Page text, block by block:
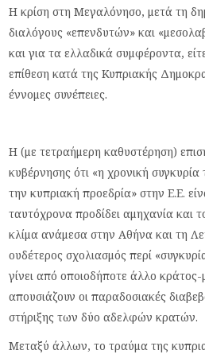
Η κρίση στη Μεγαλόνησο, μετά τη
διαλόγους «επενδυτών» και
και για τα ελλαδικά συμφέροντα,
επίθεση κατά της Κυπριακής
έννομες συνέπειες.
Η (με τετραήμερη καθυστέρηση)
κυβέρνησης ότι «η χρονική συγκυρία
την κυπριακή προεδρία» στην Ε.Ε.
ταυτόχρονα προδίδει αμηχανία και
κλίμα ανάμεσα στην Αθήνα και τη
ουδέτερος σχολιασμός περί
γίνει από οποιοδήποτε άλλο
απουσιάζουν οι παραδοσιακές
στήριξης των δύο αδελφών κρατών.
Μεταξύ άλλων, το τραύμα της